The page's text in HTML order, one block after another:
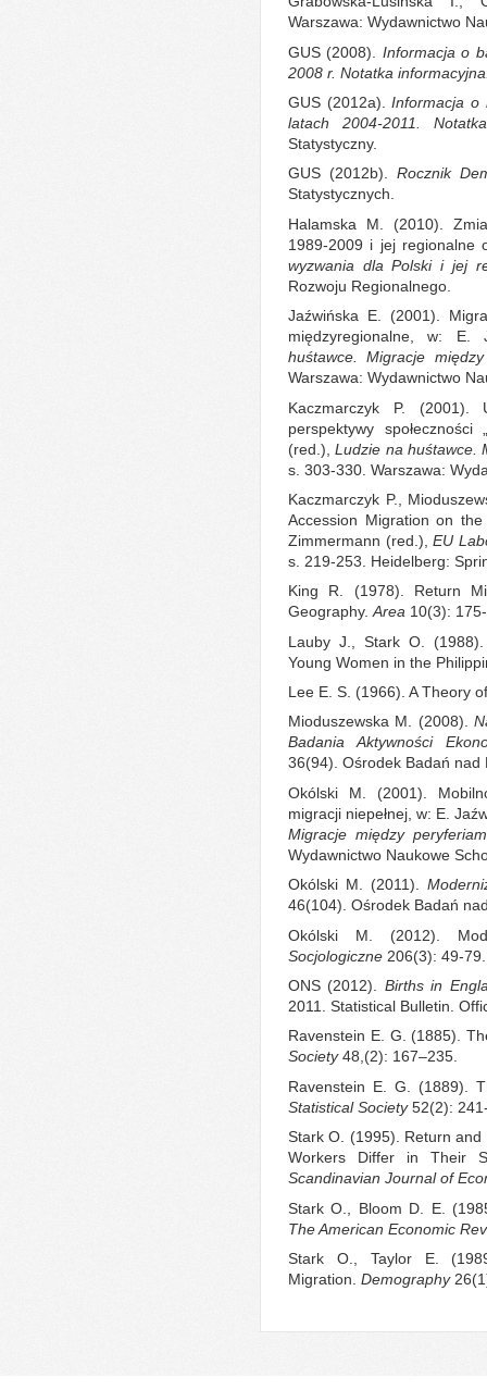
Warszawa: Wydawnictwo
GUS (2008). Informacja o
2008 r. Notatka
GUS (2012a).Informacja o
latach 2004-2011.
Statystyczny.
GUS (2012b). Rocznik
Statystycznych.
Halamska M. (2010).
1989-2009 i jej regionalne
wyzwania dla Polski i jej
Rozwoju Regionalnego.
Jaźwińska E. (2001).
międzyregionalne, w:
huśtawce. Migracje
Warszawa: Wydawnictwo
Kaczmarczyk P. (2001).
perspektywy
(red.),Ludzie na huśtawce.
s. 303-330. Warszawa:
Kaczmarczyk P.,
Accession Migration on
Zimmermann (red.),EU
s. 219-253. Heidelberg:
King R. (1978). Return
Geography.Area 10(3):
Lauby J., Stark O.
Young Women in the
Lee E. S. (1966). A Theory
Mioduszewska M. (2008).
Badania Aktywności
36(94). Ośrodek Badań nad
Okólski M. (2001).
migracji niepełnej, w: E.
Migracje między
Wydawnictwo Naukowe
Okólski M. (2011).
46(104). Ośrodek Badań
Okólski M. (2012).
Socjologiczne 206(3): 49-79.
ONS (2012). Births in
2011. Statistical Bulletin.
Ravenstein E. G. (1885).
Society48,(2): 167–235.
Ravenstein E. G. (1889).
Statistical Society52(2):
Stark O. (1995). Return
Workers Differ in Their
Scandinavian Journal of
Stark O., Bloom D. E.
The American Economic
Stark O., Taylor E.
Migration. Demography